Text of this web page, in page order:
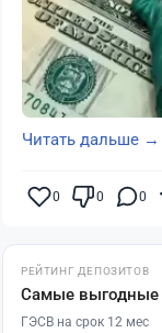
Читать дальше →
0 0 0
РЕЙТИНГ ДЕПОЗИТОВ
Самые выгодные
ГЭСВ на срок 12 мес